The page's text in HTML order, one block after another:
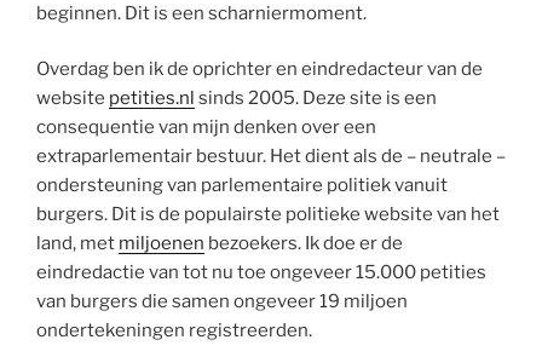
beginnen. Dit is een scharniermoment.
Overdag ben ik de oprichter en eindredacteur van de
website petities.nl sinds 2005. Deze site is een
consequentie van mijn denken over een
extraparlementair bestuur. Het dient als de – neutrale –
ondersteuning van parlementaire politiek vanuit
burgers. Dit is de populairste politieke website van het
land, met miljoenen bezoekers. Ik doe er de
eindredactie van tot nu toe ongeveer 15.000 petities
van burgers die samen ongeveer 19 miljoen
ondertekeningen registreerden.